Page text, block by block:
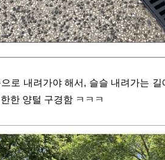
로 내려가야 해서, 슬슬 내려가는
한 양털 구경함 ㅋㅋㅋ